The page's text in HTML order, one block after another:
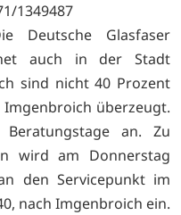
1349487
Deutsche Glasfaser
auch in der Stadt
sind nicht 40 Prozent
überzeugt.
an. Zu
wird am Donnerstag
den Servicepunkt im
nach Imgenbroich ein.